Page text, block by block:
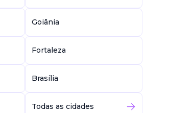
Goiânia
Fortaleza
Brasília
Todas as cidades